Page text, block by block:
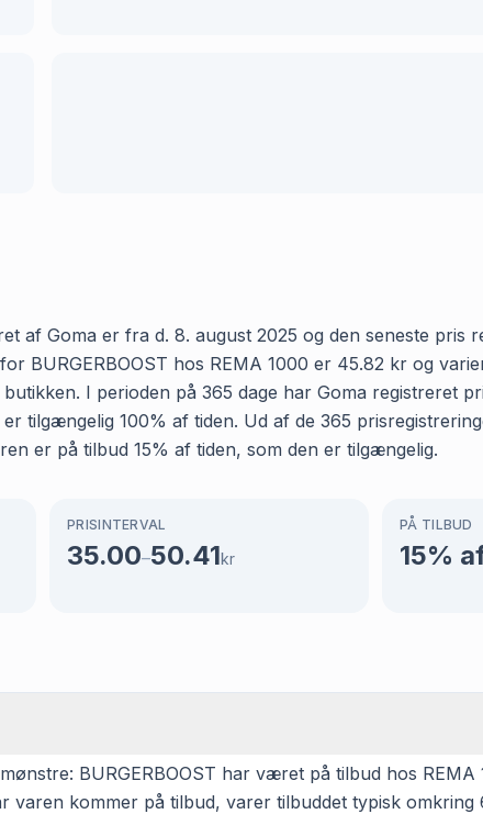
af Goma er fra d. 8. august 2025 og den seneste pris
BURGERBOOST hos REMA 1000 er 45.82 kr og
I perioden på 365 dage har Goma registreret
tilgængelig 100% af tiden. Ud af de 365
er på tilbud 15% af tiden, som den er tilgængelig.
PRISINTERVAL
35.00–50.41kr
PÅ TILBUD
15%
BURGERBOOST har været på tilbud hos
kommer på tilbud, varer tilbuddet typisk omkring